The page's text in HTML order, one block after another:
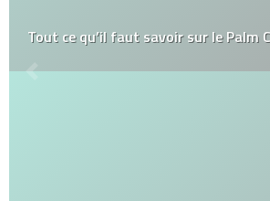
Tout ce qu’il faut savoir sur le Palm